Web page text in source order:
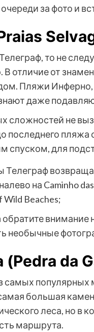
за фото и
то не
отличие от
Пляжи Инферно,
даже
сложностей не
последнего
спуском, для
Телеграф
на Caminho
Wild Beaches;
внимание
необычные
da
самых
большая
леса, но в
маршрута.